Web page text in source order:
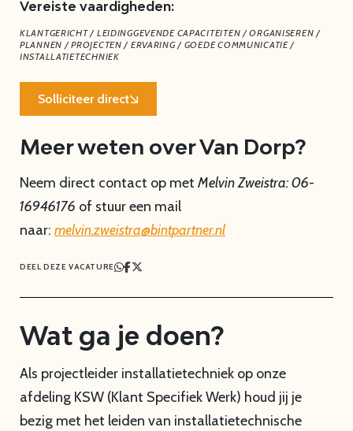
Wat ga je doen?
Als projectleider installatietechniek op onze
afdeling KSW (Klant Specifiek Werk) houd jij je
bezig met het leiden van installatietechnische
Vereiste vaardigheden:
KLANTGERICHT / LEIDINGGEVENDE CAPACITEITEN / ORGANISEREN /
PLANNEN / PROJECTEN / ERVARING / GOEDE COMMUNICATIE /
INSTALLATIETECHNIEK
Solliciteer direct
Meer weten over Van Dorp?
Neem direct contact op met Melvin Zweistra: 06-
16946176 of stuur een mail
naar: melvin.zweistra@bintpartner.nl
DEEL DEZE VACATURE